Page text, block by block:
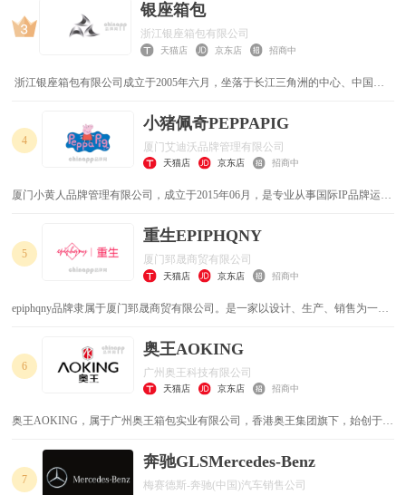
银座箱包
浙江银座箱包有限公司
天猫店 京东店 招商中
浙江银座箱包有限公司成立于2005年六月，坐落于长江三角洲的中心、中国箱
2080万元人民币，银座箱包有限公司是一家集ＡＢＳ、ＥＶＡ、ＰＣ为原料的综
合性箱包生产企业
4
小猪佩奇PEPPAPIG
厦门艾迪沃品牌管理有限公司
天猫店 京东店 招商中
厦门小黄人品牌管理有限公司，成立于2015年06月，是专业从事国际IP品牌运营
队拥有深厚的互联网营销基因、多年深植产品的经验和强大的执行能力，拥有3
家全资子公司。目前公司拥有国际热度最高的小黄人和小猪佩奇中国区总代理授
权，在天猫、京东、唯品会、蜜芽、贝贝、考拉等平台均有开设品牌旗舰店
5
重生EPIPHQNY
厦门郅晟商贸有限公司
天猫店 京东店 招商中
epiphqny品牌隶属于厦门郅晟商贸有限公司。是一家以设计、生产、销售为一
锐意创新的专业品牌包袋企业，始终本着"诚信、共赢、创新、务实"的经营宗旨
6
奥王AOKING
广州奥王科技有限公司
天猫店 京东店 招商中
奥王AOKING，属于广州奥王箱包实业有限公司，香港奥王集团旗下，始创于
7
奔驰GLSMercedes-Benz
梅赛德斯-奔驰(中国)汽车销售公司